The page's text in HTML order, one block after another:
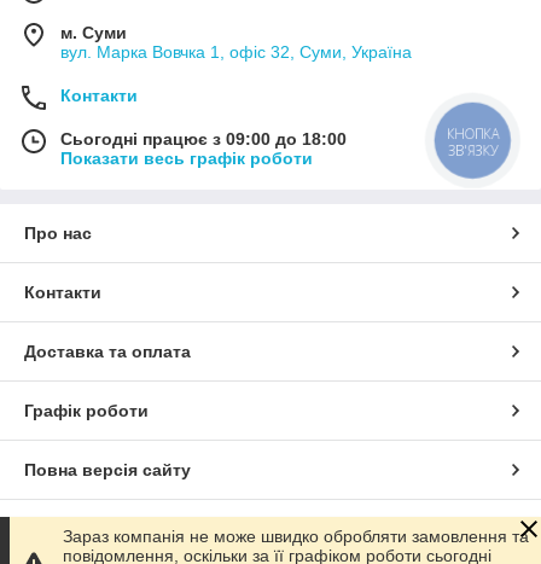
м. Суми
вул. Марка Вовчка 1, офіс 32, Суми, Україна
Контакти
Сьогодні працює з 09:00 до 18:00
Показати весь графік роботи
Про нас
Контакти
Доставка та оплата
Графік роботи
Повна версія сайту
Сайт створено на маркетплейсі Prom.ua
Зараз компанія не може швидко обробляти замовлення та
повідомлення, оскільки за її графіком роботи сьогодні
КНОПКА
ЗВ'ЯЗКУ